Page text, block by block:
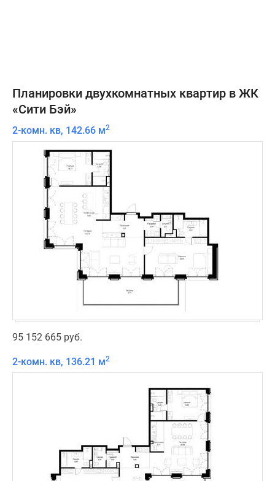
Планировки двухкомнатных квартир в ЖК
«Сити Бэй»
2-комн. кв, 142.66 м2
95 152 665 руб.
2-комн. кв, 136.21 м2